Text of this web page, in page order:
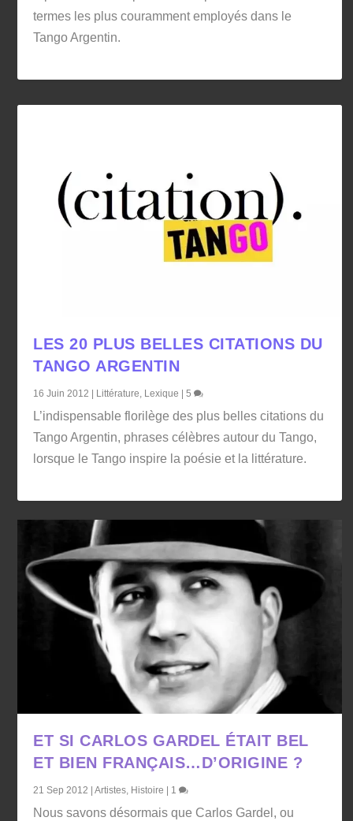
termes les plus couramment employés dans le
Tango Argentin.
LES 20 PLUS BELLES CITATIONS DU
TANGO ARGENTIN
16 Juin 2012 Littérature, Lexique |5
L’indispensable florilège des plus belles citations du
Tango Argentin, phrases célèbres autour du Tango,
lorsque le Tango inspire la poésie et la littérature.
ET SI CARLOS GARDEL ÉTAIT BEL
ET BIEN FRANÇAIS…D’ORIGINE ?
21 Sep 2012 |Artistes, Histoire 1
Nous savons désormais que Carlos Gardel, ou